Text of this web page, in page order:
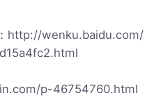
http://wenku.baidu.com/
p-46754760.html